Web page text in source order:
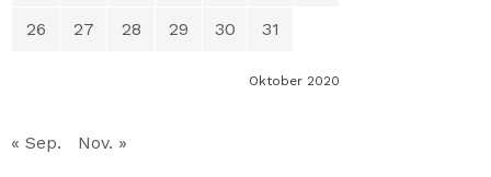
Oktober 2020
26 27 28 29 30 31
« Sep. Nov. »